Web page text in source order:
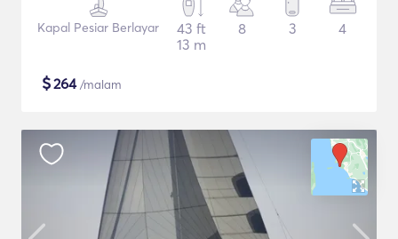
Kapal Pesiar Berlayar
43 ft
13 m
8 3 4
$264/malam